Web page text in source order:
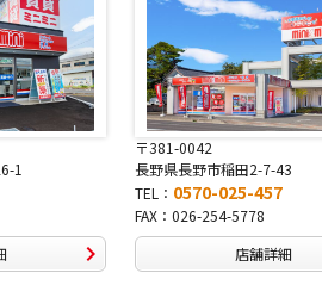
〒381-0034
長野県長野市高田1307-1
TEL： 0570-067-677
FAX：026-267-6778
店舗詳細